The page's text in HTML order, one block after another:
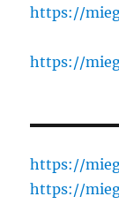
https://
https://
https://
https://